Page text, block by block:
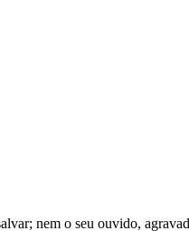
nem o seu ouvido,